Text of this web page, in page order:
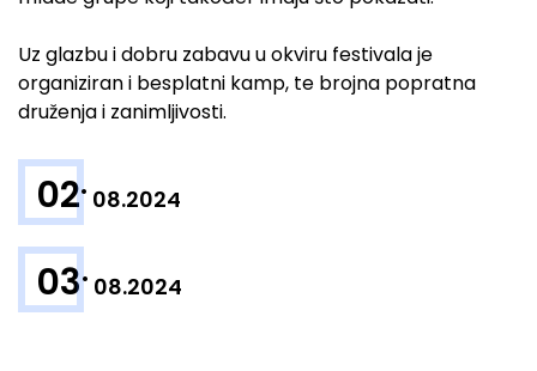
Uz glazbu i dobru zabavu u okviru festivala je
organiziran i besplatni kamp, te brojna popratna
druženja i zanimljivosti.
02. 08.2024
03. 08.2024